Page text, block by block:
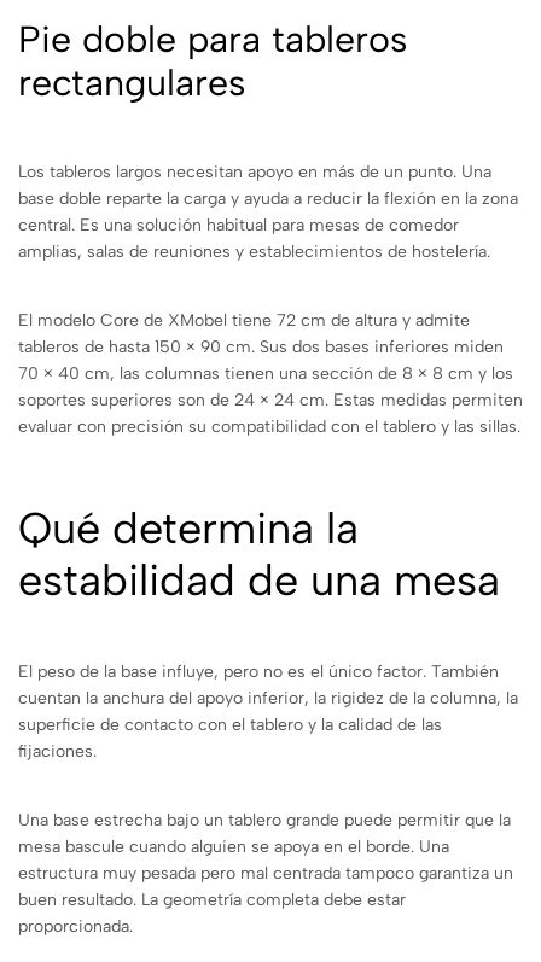
Pie doble para tableros
rectangulares
Los tableros largos necesitan apoyo en más de un punto. Una
base doble reparte la carga y ayuda a reducir la flexión en la zona
central. Es una solución habitual para mesas de comedor
amplias, salas de reuniones y establecimientos de hostelería.
El modelo Core de XMobel tiene 72 cm de altura y admite
tableros de hasta 150 × 90 cm. Sus dos bases inferiores miden
70 × 40 cm, las columnas tienen una sección de 8 × 8 cm y los
soportes superiores son de 24 × 24 cm. Estas medidas permiten
evaluar con precisión su compatibilidad con el tablero y las sillas.
Qué determina la
estabilidad de una mesa
El peso de la base influye, pero no es el único factor. También
cuentan la anchura del apoyo inferior, la rigidez de la columna, la
superficie de contacto con el tablero y la calidad de las
fijaciones.
Una base estrecha bajo un tablero grande puede permitir que la
mesa bascule cuando alguien se apoya en el borde. Una
estructura muy pesada pero mal centrada tampoco garantiza un
buen resultado. La geometría completa debe estar
proporcionada.